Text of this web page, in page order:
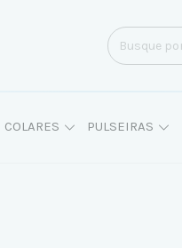
COLARES PULSEIRAS